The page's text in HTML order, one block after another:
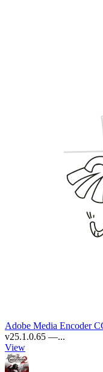
Adobe Media Encoder
v25.1.0.65 —...
View